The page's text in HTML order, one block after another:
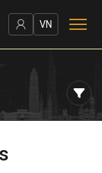
VN